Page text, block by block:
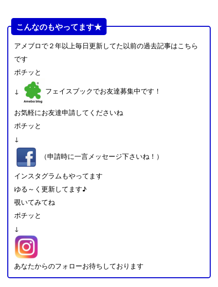
こんなのもやってます★
アメブロで２年以上毎日更新してた以前の過去記事はこちら
です
ポチッと
↓
フェイスブックでお友達募集中です！
お気軽にお友達申請してくださいね
ポチッと
↓
（申請時に一言メッセージ下さいね！）
インスタグラムもやってます
ゆる～く更新してます♪
覗いてみてね
ポチッと
↓
あなたからのフォローお待ちしております